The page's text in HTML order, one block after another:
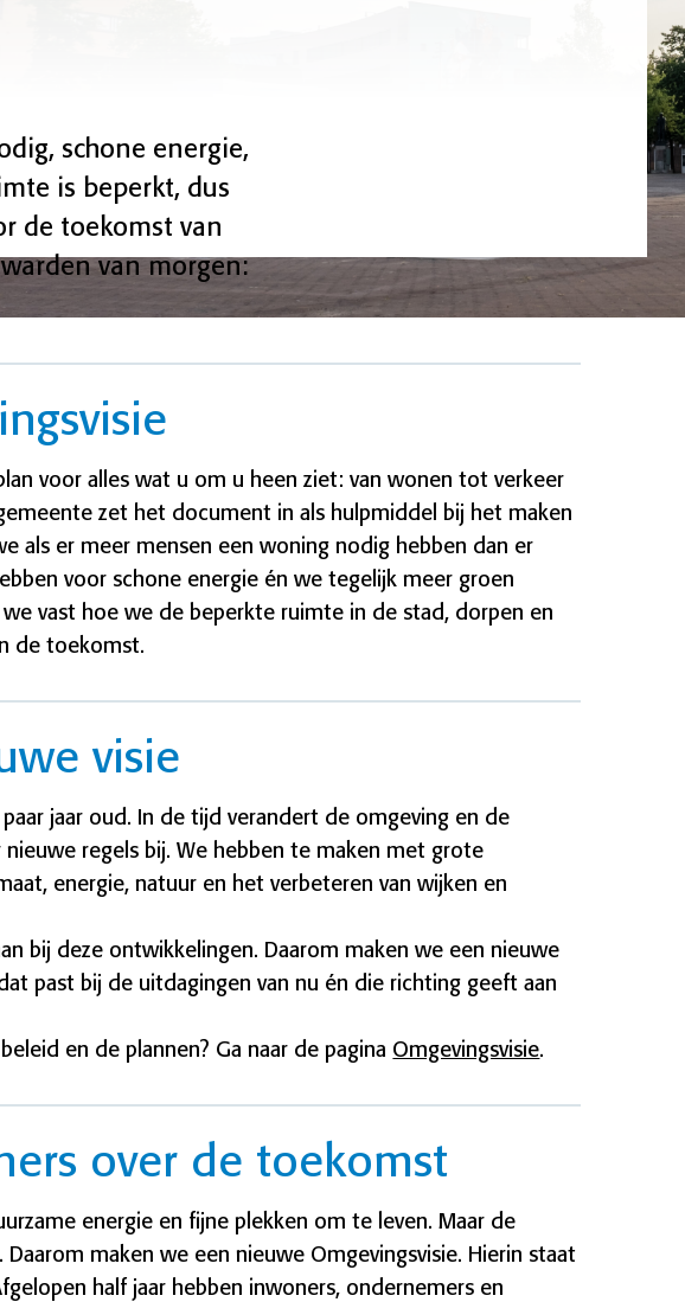
schone energie,
is beperkt, dus
de toekomst van
van morgen:
voor alles wat u om u heen ziet: van wonen tot verkeer
zet het document in als hulpmiddel bij het maken
als er meer mensen een woning nodig hebben dan er
voor schone energie én we tegelijk meer groen
vast hoe we de beperkte ruimte in de stad, dorpen en
de toekomst.
visie
jaar oud. In de tijd verandert de omgeving en de
regels bij. We hebben te maken met grote
energie, natuur en het verbeteren van wijken en
bij deze ontwikkelingen. Daarom maken we een nieuwe
past bij de uitdagingen van nu én die richting geeft aan
en de plannen? Ga naar de pagina Omgevingsvisie.
over de toekomst
energie en fijne plekken om te leven. Maar de
maken we een nieuwe Omgevingsvisie. Hierin staat
half jaar hebben inwoners, ondernemers en